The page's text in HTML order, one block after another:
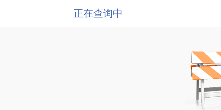
正在查询中